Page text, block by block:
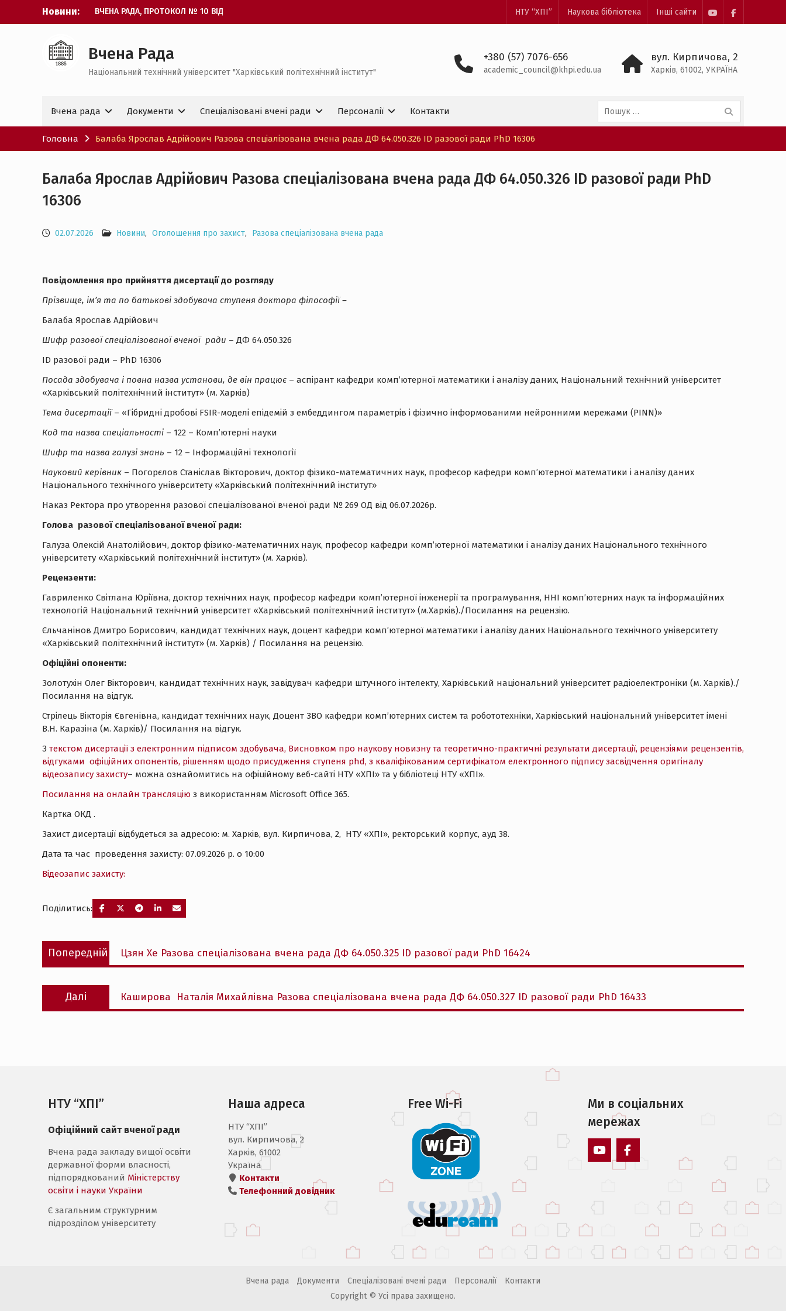
Новини:
29.07.2026
КОЦУР Михайло Ігорович.
Д64.050.08
Горохівська Наталя Валентинівна
Разова спеціалізована вчена рада ДФ
YouTubeFacebook
НТУ “ХПІ” Наукова бібліотека Інші сайти
Вчена Рада
Національний технічний університет "Харківський політехнічний інститут"
+380 (57) 7076-656
academic_council@khpi.edu.ua
вул. Кирпичова, 2
Харків, 61002, УКРАЇНА
Вчена рада Документи Спеціалізовані вчені ради Персоналії Контакти
Пошук:
Головна Балаба Ярослав Адрійович Разова спеціалізована вчена рада ДФ 64.050.326 ID разової ради PhD 16306
Балаба Ярослав Адрійович Разова спеціалізована вчена рада ДФ 64.050.326 ID разової ради PhD
16306
02.07.2026 Новини, Оголошення про захист, Разова спеціалізована вчена рада
Повідомлення про прийняття дисертації до розгляду
Прізвище, ім’я та по батькові здобувача ступеня доктора філософії –
Балаба Ярослав Адрійович
Шифр разової спеціалізованої вченої ради – ДФ 64.050.326
ID разової ради – PhD 16306
Посада здобувача і повна назва установи, де він працює – аспірант кафедри комп’ютерної математики і аналізу даних, Національний технічний університет
«Харківський політехнічний інститут» (м. Харків)
Тема дисертації– «Гібридні дробові FSIR-моделі епідемій з ембеддингом параметрів і фізично інформованими нейронними мережами (PINN)»
Код та назва спеціальності – 122 – Комп’ютерні науки
Шифр та назва галузі знань – 12 – Інформаційні технології
Науковий керівник – Погорєлов Станіслав Вікторович, доктор фізико-математичних наук, професор кафедри комп’ютерної математики і аналізу даних
Національного технічного університету «Харківський політехнічний інститут»
Наказ Ректора про утворення разової спеціалізованої вченої ради № 269 ОД від 06.07.2026р.
Голова разової спеціалізованої вченої ради:
Галуза Олексій Анатолійович, доктор фізико-математичних наук, професор кафедри комп’ютерної математики і аналізу даних Національного технічного
університету «Харківський політехнічний інститут» (м. Харків).
Рецензенти:
Гавриленко Світлана Юріївна, доктор технічних наук, професор кафедри комп’ютерної інженерії та програмування, ННІ комп’ютерних наук та інформаційних
технологій Національний технічний університет «Харківський політехнічний інститут» (м.Харків)./Посилання на рецензію.
Єльчанінов Дмитро Борисович, кандидат технічних наук, доцент кафедри комп’ютерної математики і аналізу даних Національного технічного університету
«Харківський політехнічний інститут» (м. Харків) / Посилання на рецензію.
Офіційні опоненти:
Золотухін Олег Вікторович, кандидат технічних наук, завідувач кафедри штучного інтелекту, Харківський національний університет радіоелектроніки (м. Харків)./
Посилання на відгук.
Стрілець Вікторія Євгенівна, кандидат технічних наук, Доцент ЗВО кафедри комп’ютерних систем та робототехніки, Харківський національний університет імені
В.Н. Каразіна (м. Харків)/ Посилання на відгук.
З текстом дисертації з електронним підписом здобувача, Висновком про наукову новизну та теоретично-практичні результати дисертації, рецензіями рецензентів,
відгуками офіційних опонентів, рішенням щодо присудження ступеня phd, з кваліфікованим сертифікатом електронного підпису засвідчення оригіналу
відеозапису захисту– можна ознайомитись на офіційному веб-сайті НТУ «ХПІ» та у бібліотеці НТУ «ХПІ».
Посилання на онлайн трансляцію з використанням Місrosoft Office 365.
Картка ОКД .
Захист дисертації відбудеться за адресою: м. Харків, вул. Кирпичова, 2, НТУ «ХПІ», ректорський корпус, ауд 38.
Дата та час проведення захисту: 07.09.2026 р. о 10:00
Відеозапис захисту:
Поділитись:
Навігація
записів
Попередній
Попередній
запис:
Цзян Хе Разова спеціалізована вчена рада ДФ 64.050.325 ID разової ради PhD 16424
Далі
Наступний
запис:
Каширова Наталія Михайлівна Разова спеціалізована вчена рада ДФ 64.050.327 ID разової ради PhD 16433
НТУ “ХПІ”
Офіційний сайт вченої ради
Вчена рада закладу вищої освіти
державної форми власності,
підпорядкований Міністерству
освіти і науки України
Є загальним структурним
підрозділом університету
Наша адреса
НТУ “ХПІ”
вул. Кирпичова, 2
Харків, 61002
Україна
Контакти
Телефонний довідник
Free Wi-Fi
Ми в соцiальних
мережах
YouTube
Вчена рада Документи Спеціалізовані вчені ради Персоналії
Контакти
Copyright © Усі права захищено.